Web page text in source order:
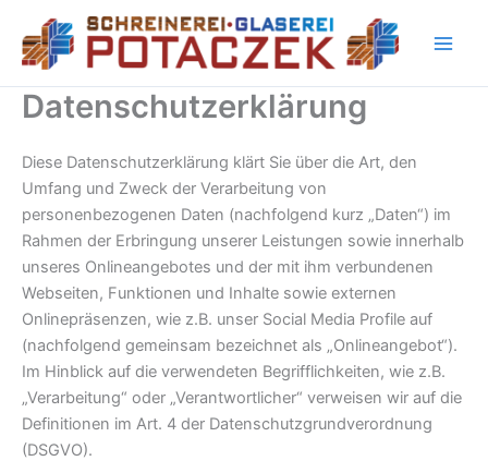
Inhalt
springen
Datenschutzerklärung
Diese Datenschutzerklärung klärt Sie über die Art, den
Umfang und Zweck der Verarbeitung von
personenbezogenen Daten (nachfolgend kurz „Daten“) im
Rahmen der Erbringung unserer Leistungen sowie innerhalb
unseres Onlineangebotes und der mit ihm verbundenen
Webseiten, Funktionen und Inhalte sowie externen
Onlinepräsenzen, wie z.B. unser Social Media Profile auf
(nachfolgend gemeinsam bezeichnet als „Onlineangebot“).
Im Hinblick auf die verwendeten Begrifflichkeiten, wie z.B.
„Verarbeitung“ oder „Verantwortlicher“ verweisen wir auf die
Definitionen im Art. 4 der Datenschutzgrundverordnung
(DSGVO).